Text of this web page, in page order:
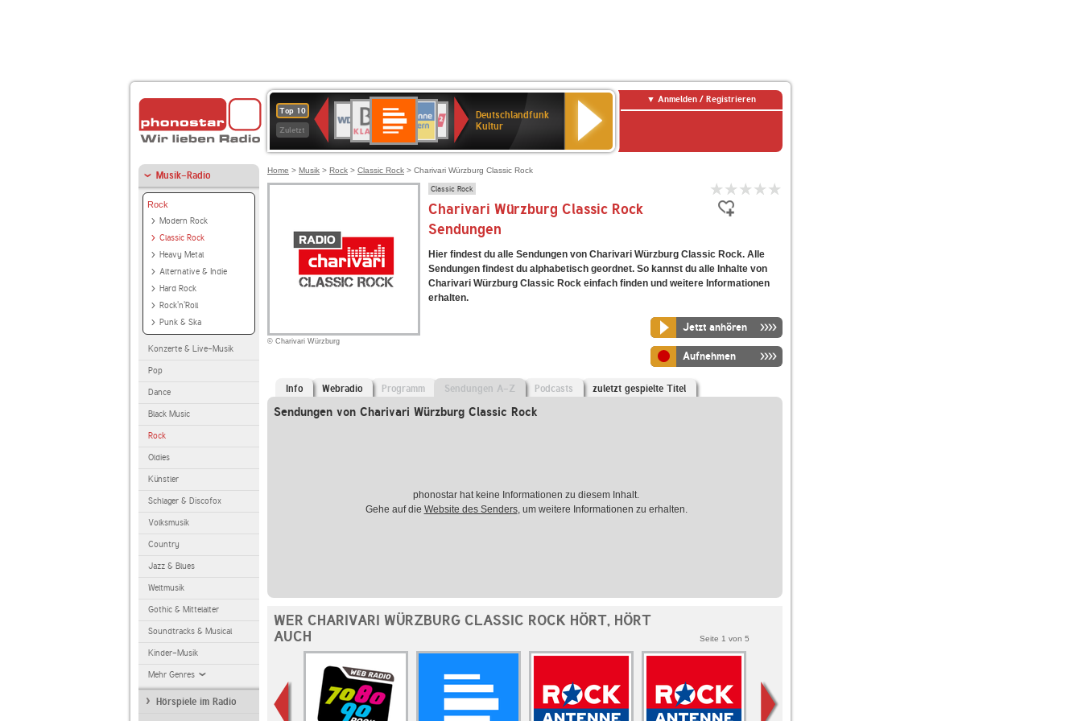
Top 10
Zuletzt
Deutschlandfunk
80er
90er
OLDIE
ANTENNE
SWR3
4
BR-
KLASSIK
Deutschlandfunk
Kultur
ANTENNE
BAYERN
SWR
Kultur
NDR
2
Deutschlandfunk
Kultur
Anmelden / Registrieren
Musik-Radio
Rock
Modern Rock
Classic Rock
Heavy Metal
Alternative & Indie
Hard Rock
Rock'n'Roll
Punk & Ska
Konzerte & Live-Musik
Pop
Dance
Black Music
Rock
Oldies
Künstler
Schlager & Discofox
Volksmusik
Country
Jazz & Blues
Weltmusik
Gothic & Mittelalter
Soundtracks & Musical
Kinder-Musik
Mehr Genres
Hörspiele im Radio
Home > Musik > Rock > Classic Rock > Charivari Würzburg Classic Rock
© Charivari Würzburg
Classic Rock
Charivari Würzburg Classic Rock
Sendungen
Hier findest du alle Sendungen von Charivari Würzburg Classic Rock. Alle
Sendungen findest du alphabetisch geordnet. So kannst du alle Inhalte von
Charivari Würzburg Classic Rock einfach finden und weitere Informationen
erhalten.
Jetzt anhören
Aufnehmen
Info Webradio Programm Sendungen A-Z Podcasts zuletzt gespielte Titel
Sendungen von Charivari Würzburg Classic Rock
phonostar hat keine Informationen zu diesem Inhalt.
Gehe auf die Website des Senders, um weitere Informationen zu erhalten.
WER CHARIVARI WÜRZBURG CLASSIC ROCK HÖRT, HÖRT
AUCH
Seite 1 von 5